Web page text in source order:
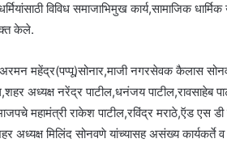
विविध समाजाभिमुख कार्य,सामाजिक
केले.
महेंद्र(पप्पू)सोनार,माजी नगरसेवक कैलास
अध्यक्ष नरेंद्र पाटील,धनंजय पाटील,रावसाहेब
महामंत्री राकेश पाटील,रविंद्र मराठे,ऍड एस
अध्यक्ष मिलिंद सोनवणे यांच्यासह असंख्य कार्यकर्ते व